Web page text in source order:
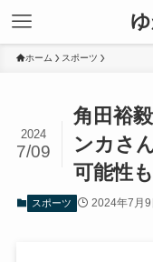
ホーム スポーツ
角田裕
ンカさ
可能性
2024
7/09
スポーツ 2024年7月9